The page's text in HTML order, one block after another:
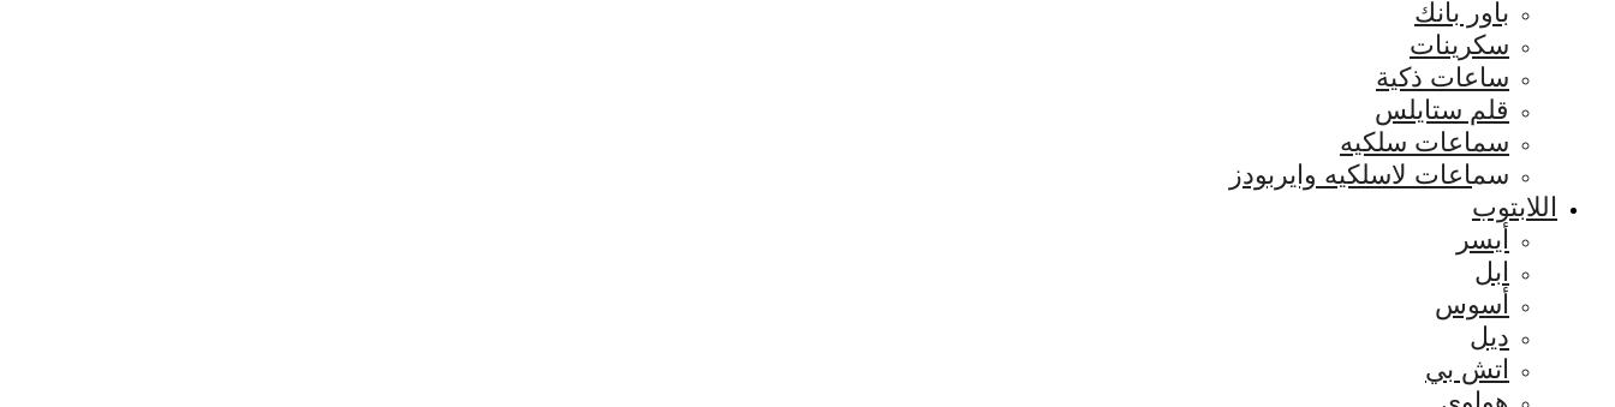
باور بانك
سكرينات
ساعات ذكية
قلم ستايلس
سماعات سلكيه
سماعات لاسلكيه وايربودز
اللابتوب
أيسر
ابل
أسوس
ديل
اتش بي